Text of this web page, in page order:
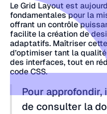
Le Grid Layout est
fondamentales pour la
offrant un contrôle
facilite la création de
adaptatifs. Maîtriser
d’optimiser tant la
des interfaces, tout en
code CSS.
Pour
de consulter la